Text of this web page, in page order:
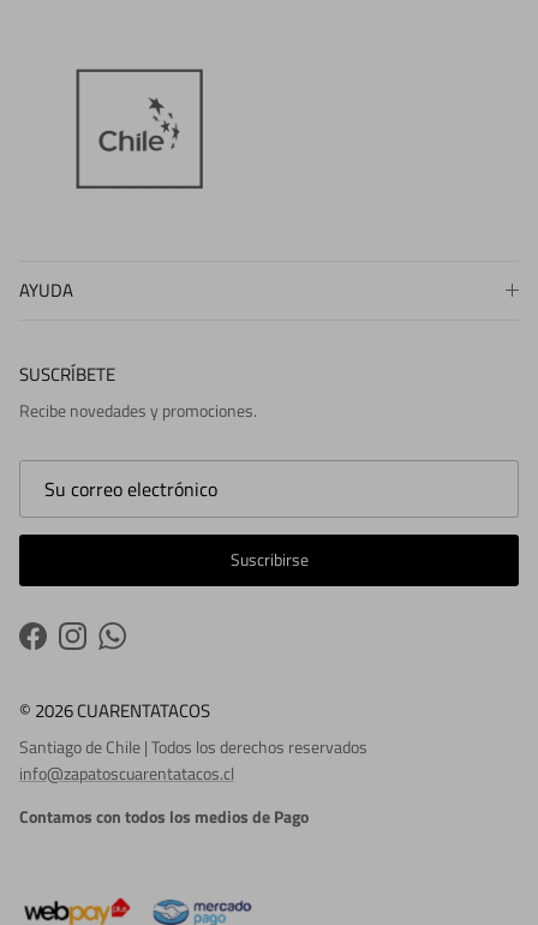
AYUDA
SUSCRÍBETE
Recibe novedades y promociones.
Suscribirse
FacebookInstagramWhatsApp
© 2026 CUARENTATACOS
Santiago de Chile | Todos los derechos reservados
info@zapatoscuarentatacos.cl
Contamos con todos los medios de Pago